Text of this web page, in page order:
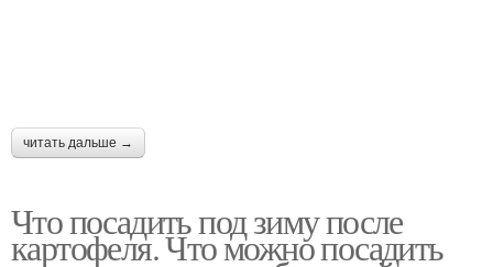
читать дальше →
Что посадить под зиму после
картофеля. Что можно посадить